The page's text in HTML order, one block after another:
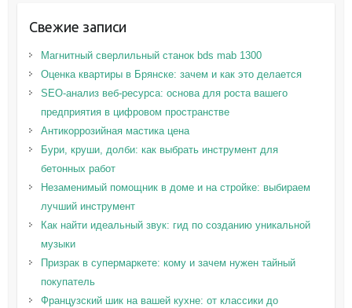
Свежие записи
Магнитный сверлильный станок bds mab 1300
Оценка квартиры в Брянске: зачем и как это делается
SEO-анализ веб-ресурса: основа для роста вашего
предприятия в цифровом пространстве
Антикоррозийная мастика цена
Бури, круши, долби: как выбрать инструмент для
бетонных работ
Незаменимый помощник в доме и на стройке: выбираем
лучший инструмент
Как найти идеальный звук: гид по созданию уникальной
музыки
Призрак в супермаркете: кому и зачем нужен тайный
покупатель
Французский шик на вашей кухне: от классики до